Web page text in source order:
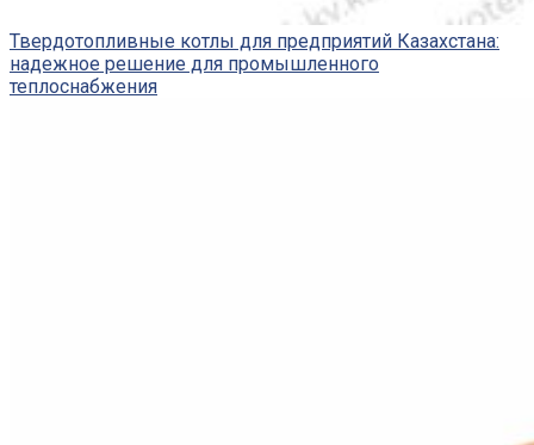
Твердотопливные котлы для предприятий Казахстана:
надежное решение для промышленного
теплоснабжения